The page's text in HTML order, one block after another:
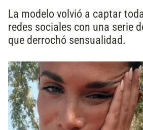
La modelo volvió a captar
redes sociales con una serie
que derrochó sensualidad.